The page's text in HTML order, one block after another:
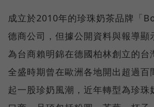
成立於2010年的珍珠奶茶品牌「
德商公司，但據公開資料與報導顯
為台商賴明錦在德國柏林創立的台
全盛時期曾在歐洲各地開出超過百
起一股珍奶風潮，近年轉型為珍珠